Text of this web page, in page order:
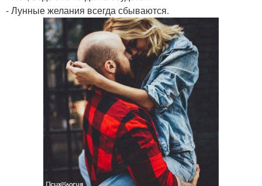
- Лунные желания всегда сбываются.